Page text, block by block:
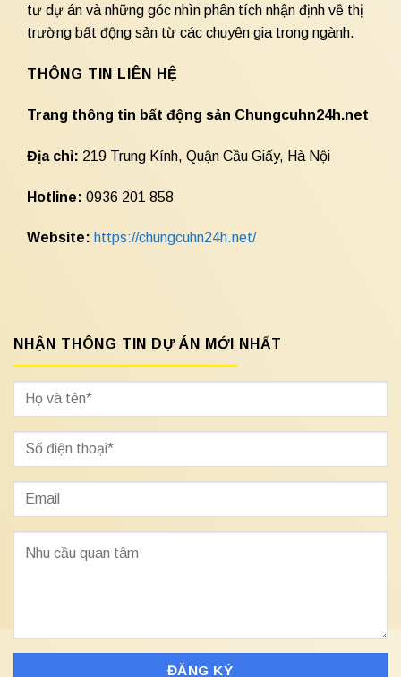
tư dự án và những góc nhìn phân tích nhận định về thị
trường bất động sản từ các chuyên gia trong ngành.
THÔNG TIN LIÊN HỆ
Trang thông tin bất động sản Chungcuhn24h.net
Địa chỉ: 219 Trung Kính, Quận Cầu Giấy, Hà Nội
Hotline: 0936 201 858
Website: https://chungcuhn24h.net/
NHẬN THÔNG TIN DỰ ÁN MỚI NHẤT